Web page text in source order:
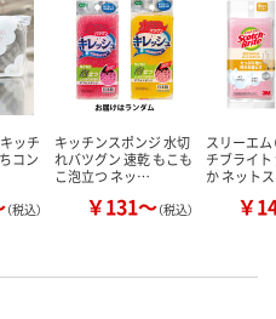
ッチ
コン
（税込）
キッチンスポンジ 水切
れバツグン 速乾 もこも
こ泡立つ ネッ…
￥131～（税込）
スリーエム
チブライ
か ネット
￥